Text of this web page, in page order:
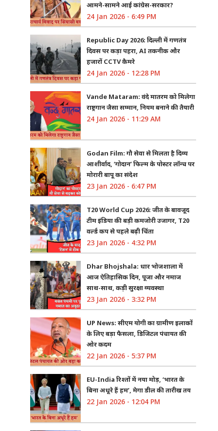
आमने-सामने आई कांग्रेस-सरकार?
24 Jan 2026 - 6:49 PM
Republic Day 2026: दिल्ली में गणतंत्र
दिवस पर कड़ा पहरा, AI तकनीक और
हजारों CCTV कैमरे
24 Jan 2026 - 12:28 PM
Vande Mataram: वंदे मातरम को मिलेगा
राष्ट्रगान जैसा सम्मान, नियम बनाने की तैयारी
24 Jan 2026 - 11:29 AM
Godan Film: गौ सेवा से मिलता है दिव्य
आशीर्वाद, ‘गोदान’ फिल्म के पोस्टर लॉन्च पर
मोरारी बापू का संदेश
23 Jan 2026 - 6:47 PM
T20 World Cup 2026: जीत के बावजूद
टीम इंडिया की बड़ी कमजोरी उजागर, T20
वर्ल्ड कप से पहले बढ़ी चिंता
23 Jan 2026 - 4:32 PM
Dhar Bhojshala: धार भोजशाला में
आज ऐतिहासिक दिन, पूजा और नमाज
साथ-साथ, कड़ी सुरक्षा व्यवस्था
23 Jan 2026 - 3:32 PM
UP News: सीएम योगी का ग्रामीण इलाकों
के लिए बड़ा फैसला, डिजिटल पंचायत की
ओर कदम
22 Jan 2026 - 5:37 PM
EU-India रिश्तों में नया मोड़, ‘भारत के
बिना अधूरे हैं हम’, मेगा डील की तारीख तय
22 Jan 2026 - 12:04 PM